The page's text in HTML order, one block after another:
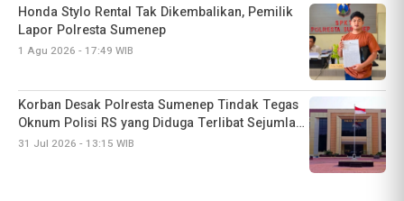
Korban Desak Polresta Sumenep Tindak Tegas
Oknum Polisi RS yang Diduga Terlibat Sejumlah
Kasus Penggelapan
31 Jul 2026 - 13:15 WIB
Sebelum Dilaporkan Ke Polisi, Holila Alias Lela
Sebelumnya Pernah Buat Pernyataan di Kantor
Desa
5 Agu 2026 - 16:33 WIB